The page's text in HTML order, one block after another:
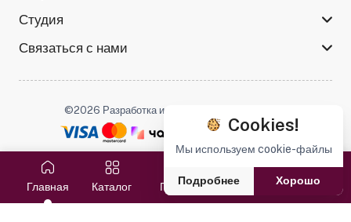
Главная Каталог Поиск Избранное Корзина
Студия
Связаться с нами
©2026 Разработка и поддержка -
Cookies!
Мы используем cookie-файлы
Подробнее Хорошо